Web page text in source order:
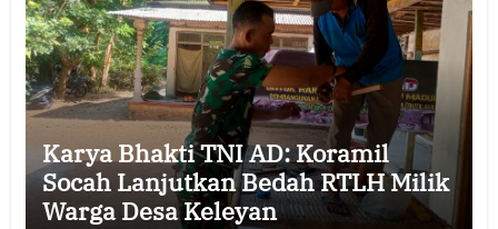
Karya Bhakti TNI AD: Koramil
Socah Lanjutkan Bedah RTLH Milik
Warga Desa Keleyan